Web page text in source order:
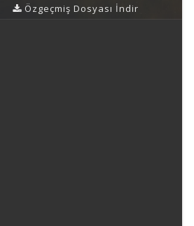
Özgeçmiş Dosyası İndir